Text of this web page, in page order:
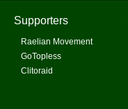
Supporters
Raelian Movement
GoTopless
Clitoraid